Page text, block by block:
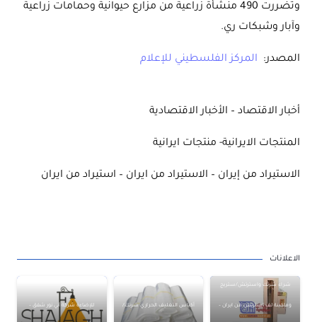
وتضررت 490 منشأة زراعية من مزارع حيوانية وحمامات زراعية
وآبار وشبكات ري.
المصدر: المركز الفلسطيني للإعلام
أخبار الاقتصاد – الأخبار الاقتصادية
المنتجات الايرانية- منتجات ايرانية
الاستيراد من إيران – الاستيراد من ايران – استيراد من ايران
الاعلانات
شراء شرنك واسترتش/ستريج
وماكينة لف استرتش من ايران – أكياس التغليف الحراري شرنك/ للإضاءة شركة آني نور شفق –